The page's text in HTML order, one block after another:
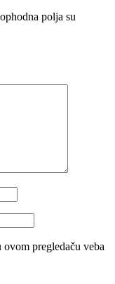
polja su
pregledaču veba